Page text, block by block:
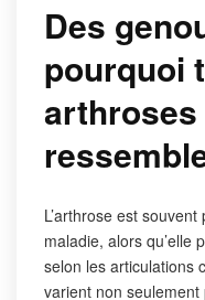
Des
pourquoi
arthroses
L’arthrose est
maladie, alors qu’elle
selon les articulations
varient non